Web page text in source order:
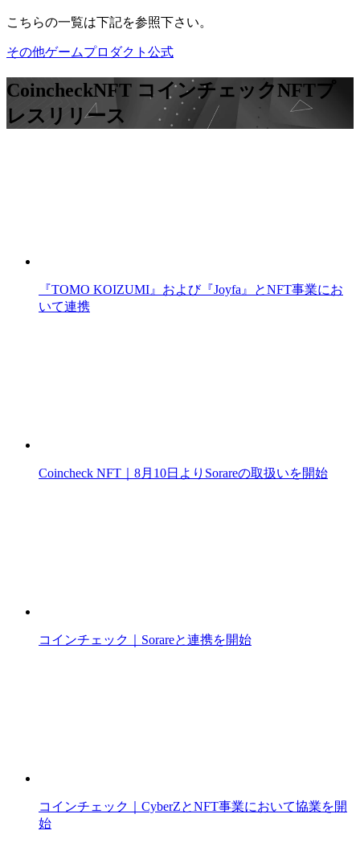
こちらの一覧は下記を参照下さい。
その他ゲームプロダクト公式
CoincheckNFT コインチェックNFTプ
レスリリース
『TOMO KOIZUMI』および『Joyfa』とNFT事業にお
いて連携
Coincheck NFT｜8月10日よりSorareの取扱いを開始
コインチェック｜Sorareと連携を開始
コインチェック｜CyberZとNFT事業において協業を開
始